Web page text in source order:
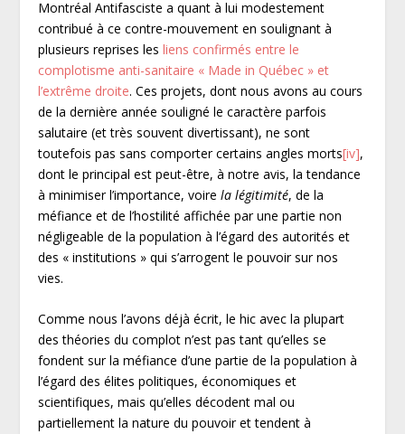
Montréal Antifasciste a quant à lui modestement
contribué à ce contre-mouvement en soulignant à
plusieurs reprises lesliens confirmés entre le
complotisme anti-sanitaire « Made in Québec » et
l’extrême droite. Ces projets, dont nous avons au cours
de la dernière année souligné le caractère parfois
salutaire (et très souvent divertissant), ne sont
toutefois pas sans comporter certains angles morts[iv],
dont le principal est peut-être, à notre avis, la tendance
à minimiser l’importance, voirela légitimité, de la
méfiance et de l’hostilité affichée par une partie non
négligeable de la population à l’égard des autorités et
des « institutions » qui s’arrogent le pouvoir sur nos
vies.
Comme nous l’avons déjà écrit, le hic avec la plupart
des théories du complot n’est pas tant qu’elles se
fondent sur la méfiance d’une partie de la population à
l’égard des élites politiques, économiques et
scientifiques, mais qu’elles décodent mal ou
partiellement la nature du pouvoir et tendent à